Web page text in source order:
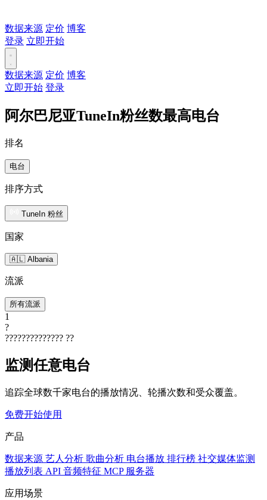
数据来源 定价 博客
登录 立即开始
数据来源 定价 博客
立即开始 登录
阿尔巴尼亚TuneIn粉丝数最高电台
排名
电台
排序方式
TuneIn 粉丝
国家
🇦🇱 Albania
流派
所有流派
1
?
?????????????? ??
监测任意电台
追踪全球数千家电台的播放情况、轮播次数和受众覆盖。
免费开始使用
产品
数据来源 艺人分析 歌曲分析 电台播放 排行榜 社交媒体监测
播放列表 API 音频特征 MCP 服务器
应用场景